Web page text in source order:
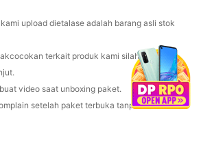
upload dietalase adalah barang asli stok
terkait produk kami silahkan chat
video saat unboxing paket.
setelah paket terbuka tanpa ada video